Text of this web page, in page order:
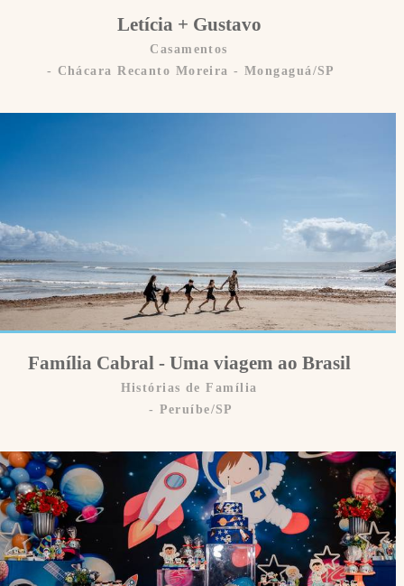
Letícia + Gustavo
Casamentos
Chácara Recanto Moreira - Mongaguá/SP
Família Cabral - Uma viagem ao Brasil
Histórias de Família
Peruíbe/SP